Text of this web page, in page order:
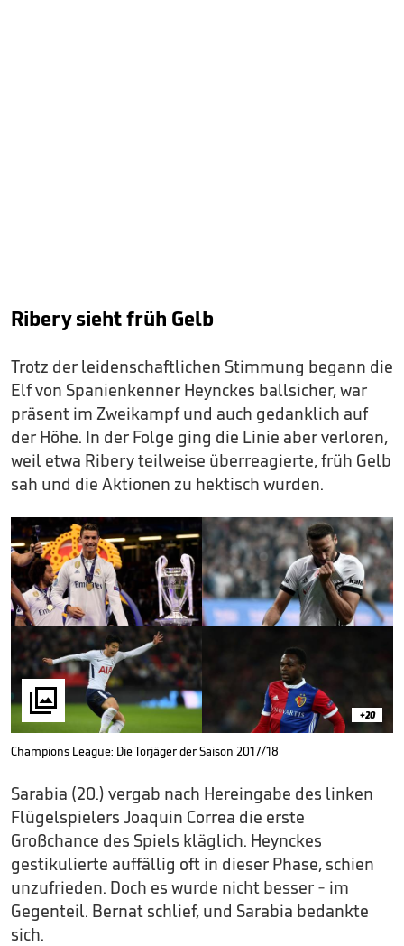
Ribery sieht früh Gelb
Trotz der leidenschaftlichen Stimmung begann die
Elf von Spanienkenner Heynckes ballsicher, war
präsent im Zweikampf und auch gedanklich auf
der Höhe. In der Folge ging die Linie aber verloren,
weil etwa Ribery teilweise überreagierte, früh Gelb
sah und die Aktionen zu hektisch wurden.
 +20
Champions League: Die Torjäger der Saison 2017/18
Sarabia (20.) vergab nach Hereingabe des linken
Flügelspielers Joaquin Correa die erste
Großchance des Spiels kläglich. Heynckes
gestikulierte auffällig oft in dieser Phase, schien
unzufrieden. Doch es wurde nicht besser - im
Gegenteil. Bernat schlief, und Sarabia bedankte
sich.